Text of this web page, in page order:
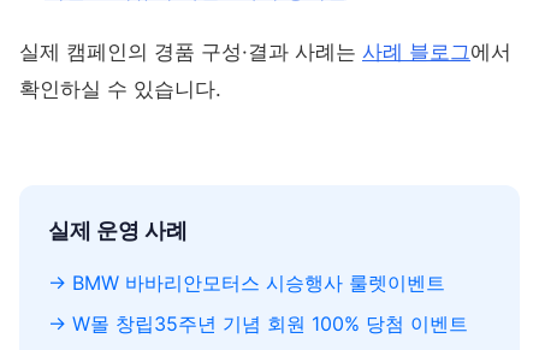
실제 캠페인의 경품 구성·결과 사례는 사례 블로그에서
확인하실 수 있습니다.
실제 운영 사례
→ BMW 바바리안모터스 시승행사 룰렛이벤트
→ W몰 창립35주년 기념 회원 100% 당첨 이벤트